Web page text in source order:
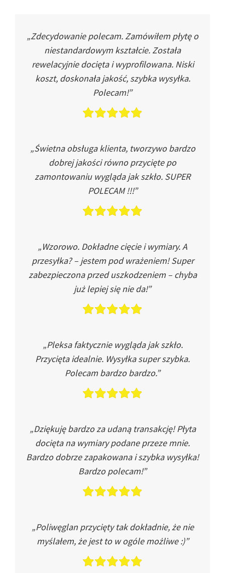
„Zdecydowanie polecam. Zamówiłem płytę o
niestandardowym kształcie. Została
rewelacyjnie docięta i wyprofilowana. Niski
koszt, doskonała jakość, szybka wysyłka.
Polecam!”
„Świetna obsługa klienta, tworzywo bardzo
dobrej jakości równo przycięte po
zamontowaniu wygląda jak szkło. SUPER
POLECAM !!!”
„Wzorowo. Dokładne cięcie i wymiary. A
przesyłka? – jestem pod wrażeniem! Super
zabezpieczona przed uszkodzeniem – chyba
już lepiej się nie da!”
„Pleksa faktycznie wygląda jak szkło.
Przycięta idealnie. Wysyłka super szybka.
Polecam bardzo bardzo.”
„Dziękuję bardzo za udaną transakcję! Płyta
docięta na wymiary podane przeze mnie.
Bardzo dobrze zapakowana i szybka wysyłka!
Bardzo polecam!”
„Poliwęglan przycięty tak dokładnie, że nie
myślałem, że jest to w ogóle możliwe :)”